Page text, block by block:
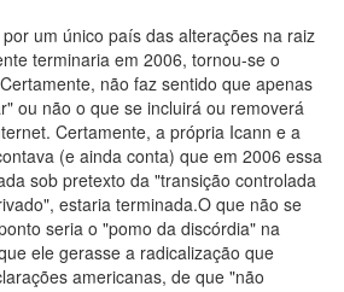
um único país das alterações na raiz
terminaria em 2006, tornou-se o
não faz sentido que apenas
ou não o que se incluirá ou removerá
Certamente, a própria Icann e a
(e ainda conta) que em 2006 essa
sob pretexto da "transição controlada
estaria terminada.O que não se
seria o "pomo da discórdia" na
ele gerasse a radicalização que
americanas, de que "não